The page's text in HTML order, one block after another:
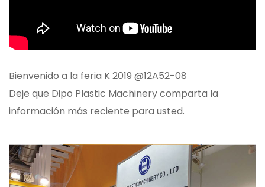
Bienvenido a la feria K 2019 @12A52-08
Deje que Dipo Plastic Machinery comparta la
información más reciente para usted.